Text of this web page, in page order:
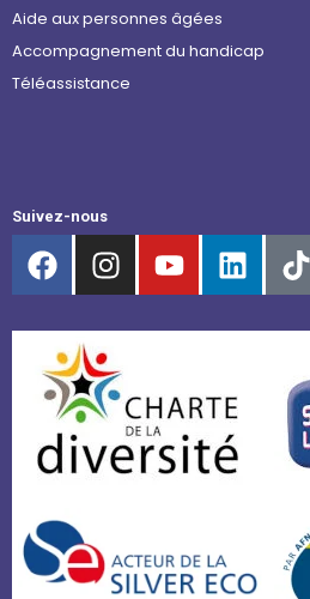
Aide aux personnes âgées
Accompagnement du handicap
Téléassistance
Suivez-nous